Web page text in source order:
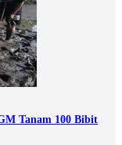
Tanam 100 Bibit